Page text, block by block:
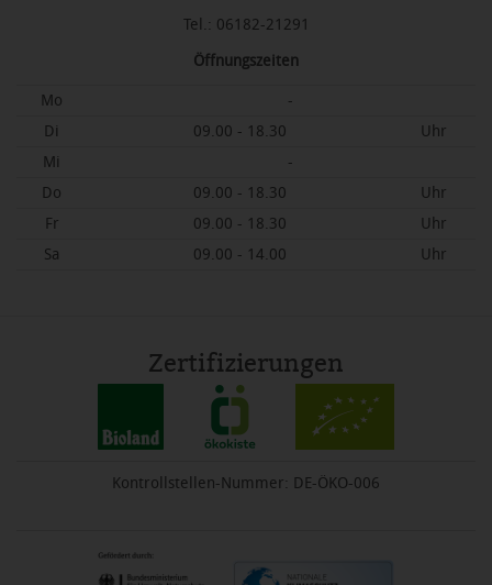
Tel.: 06182-21291
Öffnungszeiten
Mo
-
Di
09.00 - 18.30
Uhr
Mi
-
Do
09.00 - 18.30
Uhr
Fr
09.00 - 18.30
Uhr
Sa
09.00 - 14.00 Uhr
Zertifizierungen
Kontrollstellen-Nummer: DE-ÖKO-006